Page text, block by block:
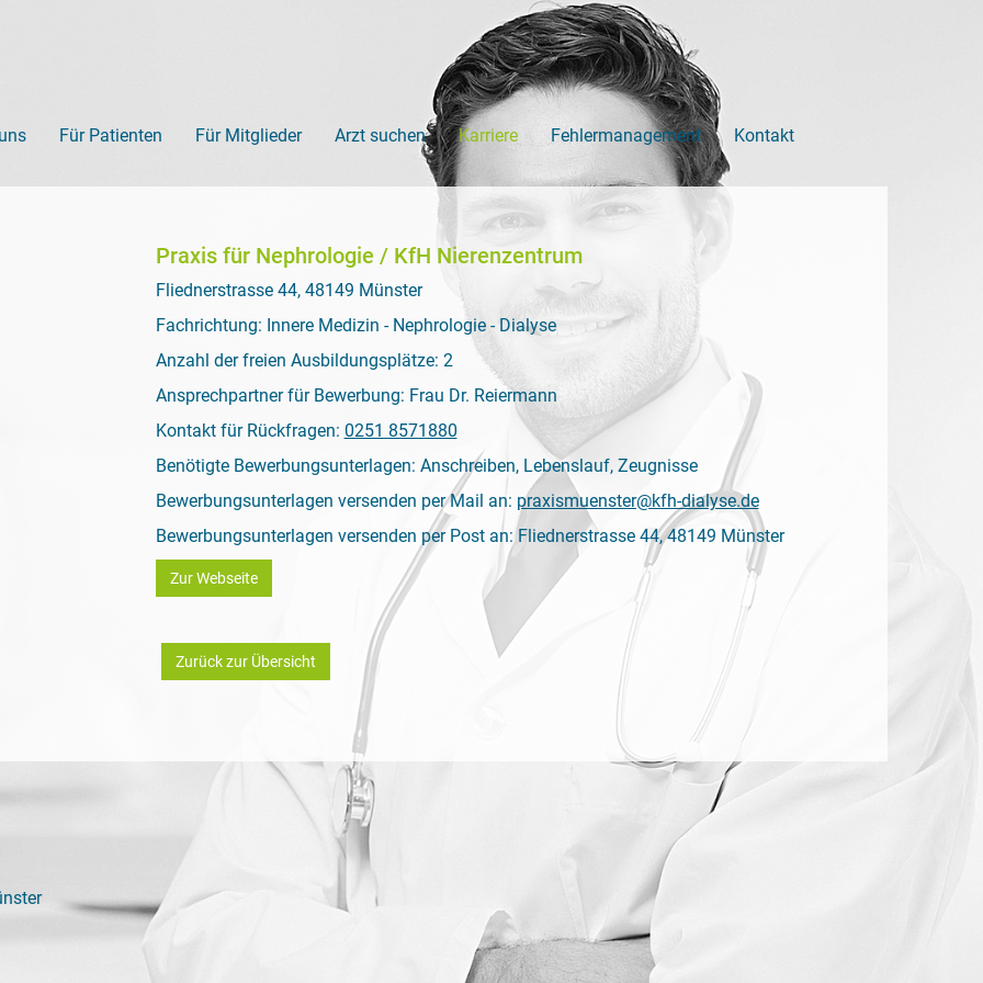
Für Patienten Für Mitglieder Arzt suchen Karriere Fehlermanagement Kontakt
Praxis für Nephrologie / KfH Nierenzentrum
Fliednerstrasse 44, 48149 Münster
Fachrichtung: Innere Medizin - Nephrologie - Dialyse
Anzahl der freien Ausbildungsplätze: 2
Ansprechpartner für Bewerbung: Frau Dr. Reiermann
Kontakt für Rückfragen: 0251 8571880
Benötigte Bewerbungsunterlagen: Anschreiben, Lebenslauf, Zeugnisse
Bewerbungsunterlagen versenden per Mail an: praxismuenster@kfh-dialyse.de
Bewerbungsunterlagen versenden per Post an: Fliednerstrasse 44, 48149 Münster
Zur Webseite
Zurück zur Übersicht